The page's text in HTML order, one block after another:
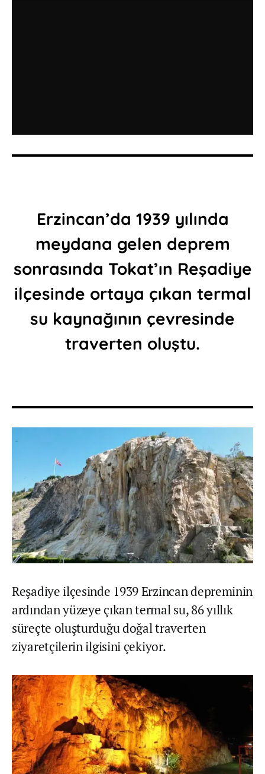
Erzincan’da 1939 yılında
meydana gelen deprem
sonrasında Tokat’ın Reşadiye
ilçesinde ortaya çıkan termal
su kaynağının çevresinde
traverten oluştu.
Reşadiye ilçesinde 1939 Erzincan depreminin
ardından yüzeye çıkan termal su, 86 yıllık
süreçte oluşturduğu doğal traverten
ziyaretçilerin ilgisini çekiyor.